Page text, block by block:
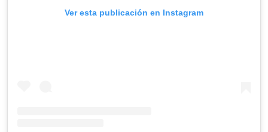
Ver esta publicación en Instagram